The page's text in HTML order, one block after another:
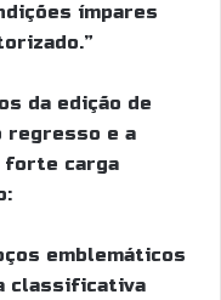
ímpares
da edição de
regresso e a
forte carga
emblemáticos
classificativa